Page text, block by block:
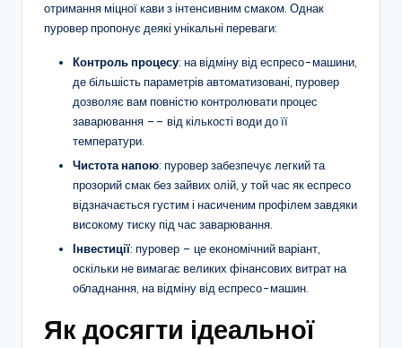
отримання міцної кави з інтенсивним смаком. Однак
пуровер пропонує деякі унікальні переваги:
Контроль процесу: на відміну від еспресо-машини,
де більшість параметрів автоматизовані, пуровер
дозволяє вам повністю контролювати процес
заварювання –– від кількості води до її
температури.
Чистота напою: пуровер забезпечує легкий та
прозорий смак без зайвих олій, у той час як еспресо
відзначається густим і насиченим профілем завдяки
високому тиску під час заварювання.
Інвестиції: пуровер – це економічний варіант,
оскільки не вимагає великих фінансових витрат на
обладнання, на відміну від еспресо-машин.
Як досягти ідеальної